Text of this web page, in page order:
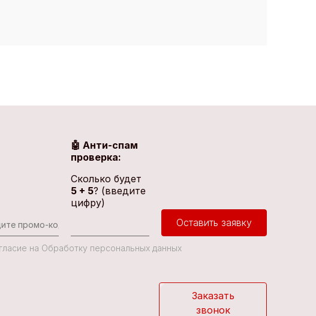
🤖 Анти-спам
проверка:
Сколько будет
5 + 5? (введите
цифру)
Оставить заявку
на Обработку персональных данных
Заказать
звонок